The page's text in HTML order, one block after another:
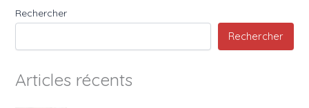
Rechercher
Rechercher
Articles récents